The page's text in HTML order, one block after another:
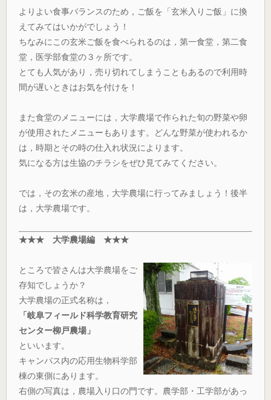
よりよい食事バランスのため，ご飯を「玄米入りご飯」に換
えてみてはいかがでしょう！
ちなみにこの玄米ご飯を食べられるのは，第一食堂，第二食
堂，医学部食堂の３ヶ所です。
とても人気があり，売り切れてしまうこともあるので利用時
間が遅いときはお気を付けを！
また食堂のメニューには，大学農場で作られた旬の野菜や卵
が使用されたメニューもあります。どんな野菜が使われるか
は，時期とその時の仕入れ状況によります。
気になる方は生協のチラシをぜひ見てみてください。
では，その玄米の産地，大学農場に行ってみましょう！後半
は，大学農場です。
★★★ 大学農場編 ★★★
ところで皆さんは大学農場をご
存知でしょうか？
大学農場の正式名称は，
「岐阜フィールド科学教育研究
センター柳戸農場」
といいます。
キャンパス内の応用生物科学部
棟の東側にあります。
右側の写真は，農場入り口の門です。農学部・工学部があっ